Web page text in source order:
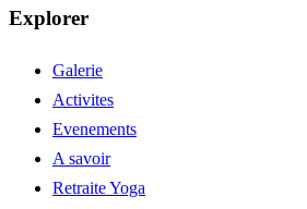
Explorer
Galerie
Activites
Evenements
A savoir
Retraite Yoga